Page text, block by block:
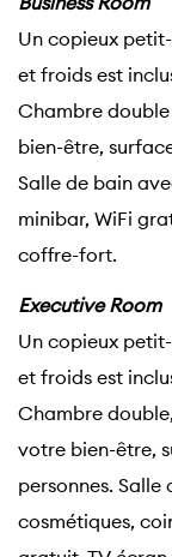
Un copieux
et froids est
Chambre
bien-être,
Salle de bain
minibar, WiFi
coffre-fort.
Executive Room
Un copieux
et froids est
Chambre
votre bien-être,
personnes.
cosmétiques,